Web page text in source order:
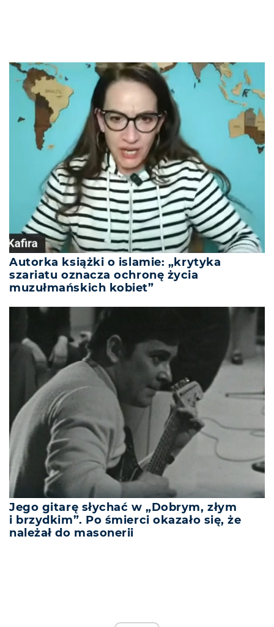
Autorka książki o islamie: „krytyka
szariatu oznacza ochronę życia
muzułmańskich kobiet”
Jego gitarę słychać w „Dobrym, złym
i brzydkim”. Po śmierci okazało się, że
należał do masonerii